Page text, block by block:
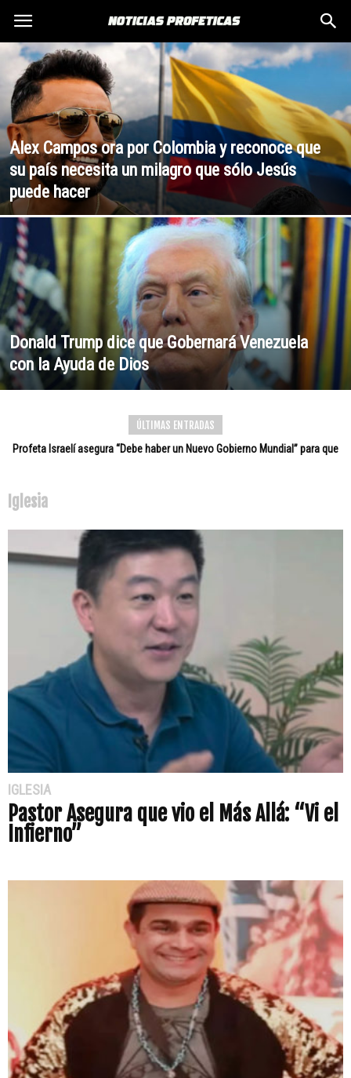
Alex Campos ora por Colombia y reconoce que
su país necesita un milagro que sólo Jesús
puede hacer
Donald Trump dice que Gobernará Venezuela
con la Ayuda de Dios
ÚLTIMAS ENTRADAS
Profeta Israelí asegura “Debe haber un Nuevo Gobierno Mundial” para que
Iglesia
IGLESIA
Pastor Asegura que vio el Más Allá: “Vi el
Infierno”